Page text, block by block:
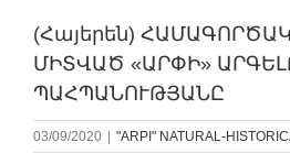
(Հայերեն)
ՄԻՏՎԱԾ «ԱՐՓԻ»
ՊԱՀՊԱՆՈՒԹՅԱՆԸ
03/09/2020 "ARPI" NATURAL-